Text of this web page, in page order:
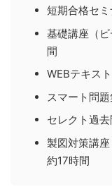
短期合格セ
基礎講座（
間
WEBテキス
スマート問
セレクト過
製図対策講
約17時間